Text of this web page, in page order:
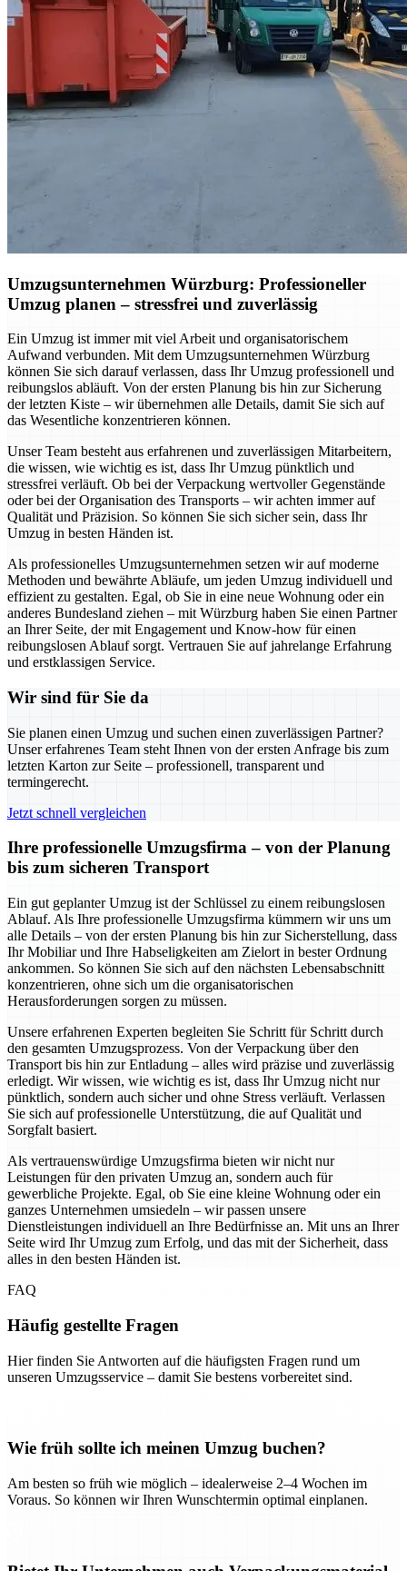
Umzugsunternehmen Würzburg: Professioneller
Umzug planen – stressfrei und zuverlässig
Ein Umzug ist immer mit viel Arbeit und organisatorischem
Aufwand verbunden. Mit dem Umzugsunternehmen Würzburg
können Sie sich darauf verlassen, dass Ihr Umzug professionell und
reibungslos abläuft. Von der ersten Planung bis hin zur Sicherung
der letzten Kiste – wir übernehmen alle Details, damit Sie sich auf
das Wesentliche konzentrieren können.
Unser Team besteht aus erfahrenen und zuverlässigen Mitarbeitern,
die wissen, wie wichtig es ist, dass Ihr Umzug pünktlich und
stressfrei verläuft. Ob bei der Verpackung wertvoller Gegenstände
oder bei der Organisation des Transports – wir achten immer auf
Qualität und Präzision. So können Sie sich sicher sein, dass Ihr
Umzug in besten Händen ist.
Als professionelles Umzugsunternehmen setzen wir auf moderne
Methoden und bewährte Abläufe, um jeden Umzug individuell und
effizient zu gestalten. Egal, ob Sie in eine neue Wohnung oder ein
anderes Bundesland ziehen – mit Würzburg haben Sie einen Partner
an Ihrer Seite, der mit Engagement und Know-how für einen
reibungslosen Ablauf sorgt. Vertrauen Sie auf jahrelange Erfahrung
und erstklassigen Service.
Wir sind für Sie da
Sie planen einen Umzug und suchen einen zuverlässigen Partner?
Unser erfahrenes Team steht Ihnen von der ersten Anfrage bis zum
letzten Karton zur Seite – professionell, transparent und
termingerecht.
Jetzt schnell vergleichen
Ihre professionelle Umzugsfirma – von der Planung
bis zum sicheren Transport
Ein gut geplanter Umzug ist der Schlüssel zu einem reibungslosen
Ablauf. Als Ihre professionelle Umzugsfirma kümmern wir uns um
alle Details – von der ersten Planung bis hin zur Sicherstellung, dass
Ihr Mobiliar und Ihre Habseligkeiten am Zielort in bester Ordnung
ankommen. So können Sie sich auf den nächsten Lebensabschnitt
konzentrieren, ohne sich um die organisatorischen
Herausforderungen sorgen zu müssen.
Unsere erfahrenen Experten begleiten Sie Schritt für Schritt durch
den gesamten Umzugsprozess. Von der Verpackung über den
Transport bis hin zur Entladung – alles wird präzise und zuverlässig
erledigt. Wir wissen, wie wichtig es ist, dass Ihr Umzug nicht nur
pünktlich, sondern auch sicher und ohne Stress verläuft. Verlassen
Sie sich auf professionelle Unterstützung, die auf Qualität und
Sorgfalt basiert.
Als vertrauenswürdige Umzugsfirma bieten wir nicht nur
Leistungen für den privaten Umzug an, sondern auch für
gewerbliche Projekte. Egal, ob Sie eine kleine Wohnung oder ein
ganzes Unternehmen umsiedeln – wir passen unsere
Dienstleistungen individuell an Ihre Bedürfnisse an. Mit uns an Ihrer
Seite wird Ihr Umzug zum Erfolg, und das mit der Sicherheit, dass
alles in den besten Händen ist.
FAQ
Häufig gestellte Fragen
Hier finden Sie Antworten auf die häufigsten Fragen rund um
unseren Umzugsservice – damit Sie bestens vorbereitet sind.
Wie früh sollte ich meinen Umzug buchen?
Am besten so früh wie möglich – idealerweise 2–4 Wochen im
Voraus. So können wir Ihren Wunschtermin optimal einplanen.